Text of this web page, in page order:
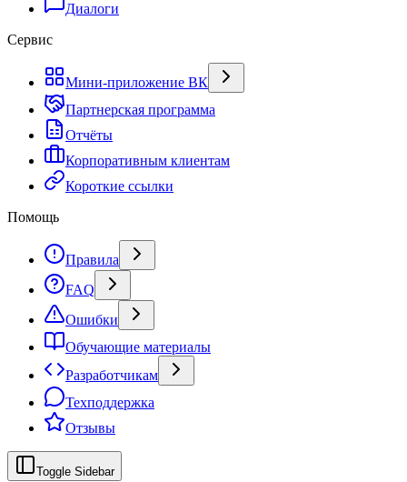
Диалоги
Сервис
Мини-приложение ВК
Партнерская программа
Отчёты
Корпоративным клиентам
Короткие ссылки
Помощь
Правила
FAQ
Ошибки
Обучающие материалы
Разработчикам
Техподдержка
Отзывы
Toggle Sidebar